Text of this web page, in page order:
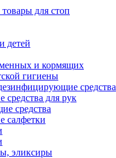
для стоп
детей
и кормящих
гигиены
средства
средства для рук
средства
салфетки
эликсиры